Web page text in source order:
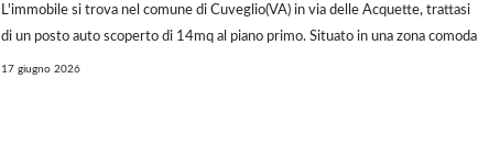
L'immobile si trova nel comune di Cuveglio(VA) in via delle Acquette, trattasi
di un posto auto scoperto di 14mq al piano primo. Situato in una zona comoda
e accessibile. Per te la possibilità di avere un preventivo per il mutuo a
17 giugno 2026